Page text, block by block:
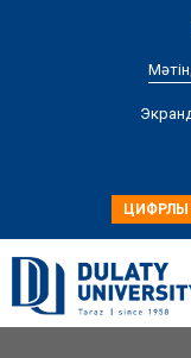
ЦИФРЛЫ